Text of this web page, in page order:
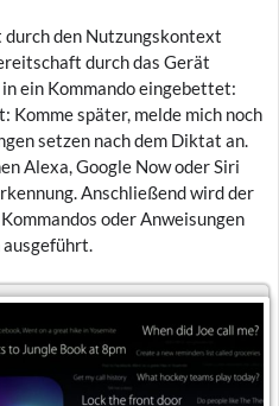
den Nutzungskontext
durch das Gerät
ein Kommando eingebettet:
Komme später, melde mich noch
setzen nach dem Diktat an.
Alexa, Google Now oder Siri
Anschließend wird der
oder Anweisungen
ausgeführt.